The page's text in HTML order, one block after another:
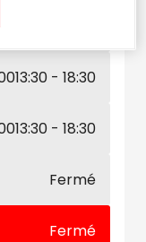
13:30 - 18:30
13:30 - 18:30
Fermé
Fermé